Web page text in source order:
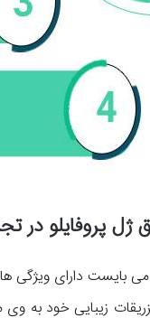
ژل پروفایلو در
می بایست دارای ویژگی
زیبایی خود به